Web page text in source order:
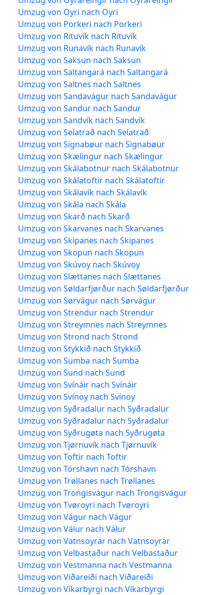
Umzug von Oyri nach Oyri
Umzug von Porkeri nach Porkeri
Umzug von Rituvík nach Rituvík
Umzug von Runavík nach Runavík
Umzug von Saksun nach Saksun
Umzug von Saltangará nach Saltangará
Umzug von Saltnes nach Saltnes
Umzug von Sandavágur nach Sandavágur
Umzug von Sandur nach Sandur
Umzug von Sandvík nach Sandvík
Umzug von Selatrað nach Selatrað
Umzug von Signabøur nach Signabøur
Umzug von Skælingur nach Skælingur
Umzug von Skálabotnur nach Skálabotnur
Umzug von Skálatoftir nach Skálatoftir
Umzug von Skálavík nach Skálavík
Umzug von Skála nach Skála
Umzug von Skarð nach Skarð
Umzug von Skarvanes nach Skarvanes
Umzug von Skipanes nach Skipanes
Umzug von Skopun nach Skopun
Umzug von Skúvoy nach Skúvoy
Umzug von Slættanes nach Slættanes
Umzug von Søldarfjørður nach Søldarfjørður
Umzug von Sørvágur nach Sørvágur
Umzug von Strendur nach Strendur
Umzug von Streymnes nach Streymnes
Umzug von Strond nach Strond
Umzug von Stykkið nach Stykkið
Umzug von Sumba nach Sumba
Umzug von Sund nach Sund
Umzug von Svínáir nach Svínáir
Umzug von Svínoy nach Svínoy
Umzug von Syðradalur nach Syðradalur
Umzug von Syðradalur nach Syðradalur
Umzug von Syðrugøta nach Syðrugøta
Umzug von Tjørnuvík nach Tjørnuvík
Umzug von Toftir nach Toftir
Umzug von Tórshavn nach Tórshavn
Umzug von Trøllanes nach Trøllanes
Umzug von Trongisvágur nach Trongisvágur
Umzug von Tvøroyri nach Tvøroyri
Umzug von Vágur nach Vágur
Umzug von Válur nach Válur
Umzug von Vatnsoyrar nach Vatnsoyrar
Umzug von Velbastaður nach Velbastaður
Umzug von Vestmanna nach Vestmanna
Umzug von Viðareiði nach Viðareiði
Umzug von Víkarbyrgi nach Víkarbyrgi